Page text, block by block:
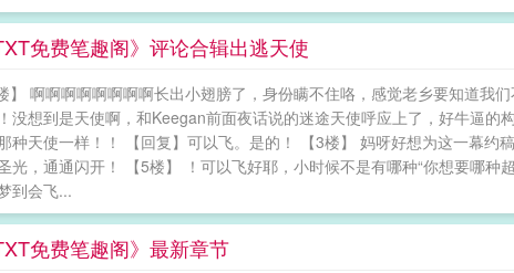
免费笔趣阁》评论合辑出逃天使
】 啊啊啊啊啊啊啊啊长出小翅膀了，身份瞒不住咯，感觉老乡要知道我
没想到是天使啊，和Keegan前面夜话说的迷途天使呼应上了，好牛逼的
种天使一样！！ 【回复】可以飞。是的！ 【3楼】 妈呀好想为这一幕约
光，通通闪开！ 【5楼】 ！可以飞好耶，小时候不是有哪种“你想要哪种
到会飞...
免费笔趣阁》最新章节